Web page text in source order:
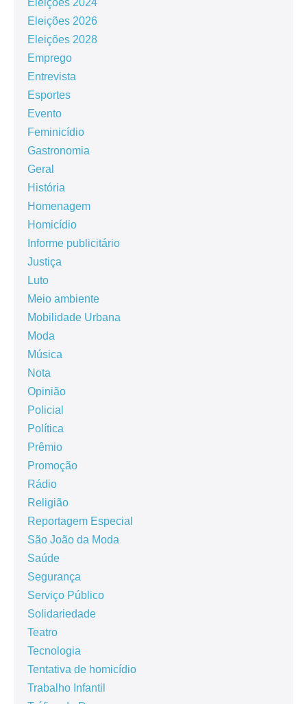
Eleições 2026
Eleições 2028
Emprego
Entrevista
Esportes
Evento
Feminicídio
Gastronomia
Geral
História
Homenagem
Homicídio
Informe publicitário
Justiça
Luto
Meio ambiente
Mobilidade Urbana
Moda
Música
Nota
Opinião
Policial
Política
Prêmio
Promoção
Rádio
Religião
Reportagem Especial
São João da Moda
Saúde
Segurança
Serviço Público
Solidariedade
Teatro
Tecnologia
Tentativa de homicídio
Trabalho Infantil